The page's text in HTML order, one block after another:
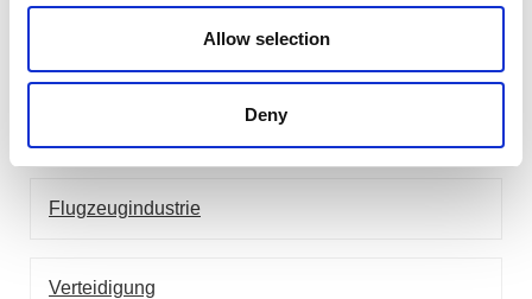
Allow selection
Deny
Anwendungen
Flugzeugindustrie
Verteidigung